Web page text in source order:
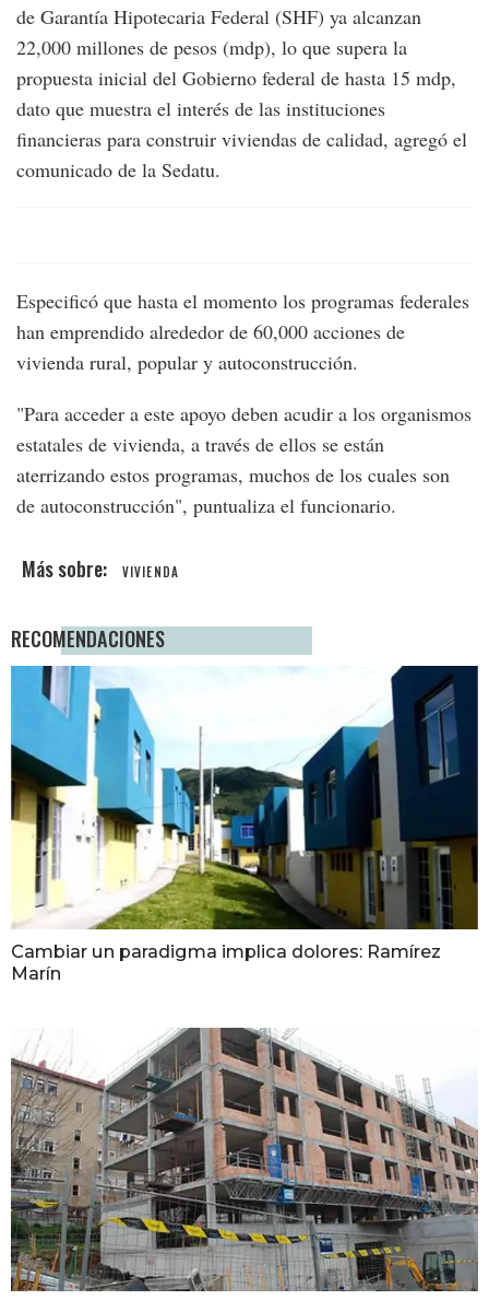
de Garantía Hipotecaria Federal (SHF) ya alcanzan
22,000 millones de pesos (mdp), lo que supera la
propuesta inicial del Gobierno federal de hasta 15 mdp,
dato que muestra el interés de las instituciones
financieras para construir viviendas de calidad, agregó el
comunicado de la Sedatu.
Especificó que hasta el momento los programas federales
han emprendido alrededor de 60,000 acciones de
vivienda rural, popular y autoconstrucción.
"Para acceder a este apoyo deben acudir a los organismos
estatales de vivienda, a través de ellos se están
aterrizando estos programas, muchos de los cuales son
de autoconstrucción", puntualiza el funcionario.
VIVIENDA
RECOMENDACIONES
Cambiar un paradigma implica dolores: Ramírez
Marín